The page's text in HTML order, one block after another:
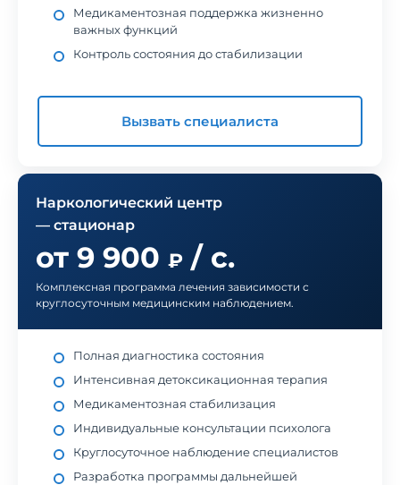
Медикаментозная поддержка жизненно
важных функций
Контроль состояния до стабилизации
Вызвать специалиста
Наркологический центр
— стационар
от 9 900 ₽ / с.
Комплексная программа лечения зависимости с
круглосуточным медицинским наблюдением.
Полная диагностика состояния
Интенсивная детоксикационная терапия
Медикаментозная стабилизация
Индивидуальные консультации психолога
Круглосуточное наблюдение специалистов
Разработка программы дальнейшей